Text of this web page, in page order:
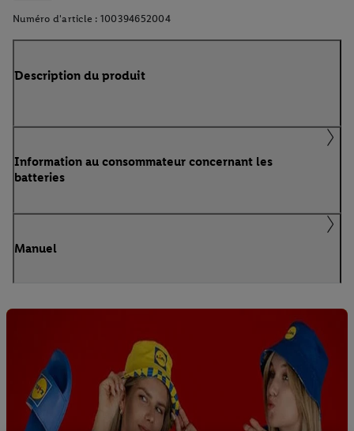
Numéro d'article : 100394652004
Description du produit
Information au consommateur concernant les
batteries
Manuel